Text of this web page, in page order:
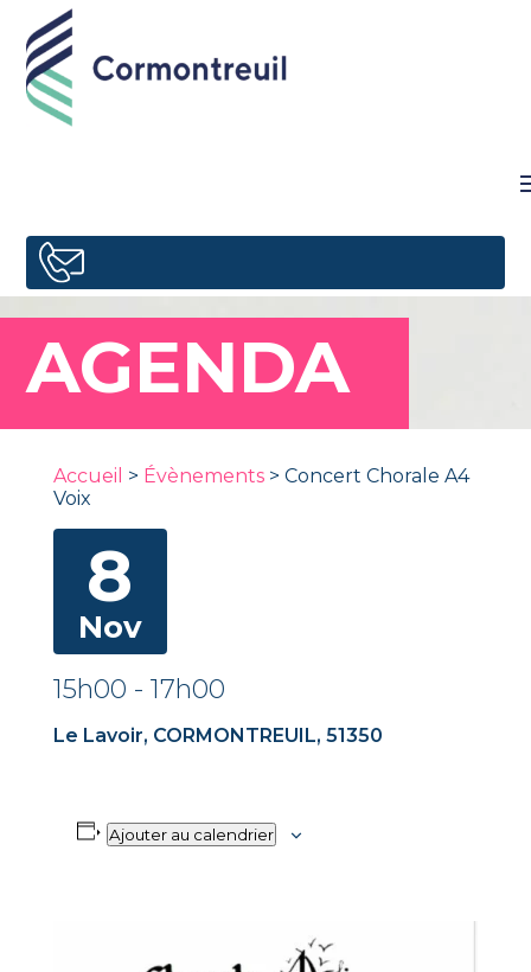
AGENDA
Accueil > Évènements> Concert Chorale A4
Voix
8
Nov
15h00 - 17h00
Le Lavoir, CORMONTREUIL, 51350
Ajouter au calendrier